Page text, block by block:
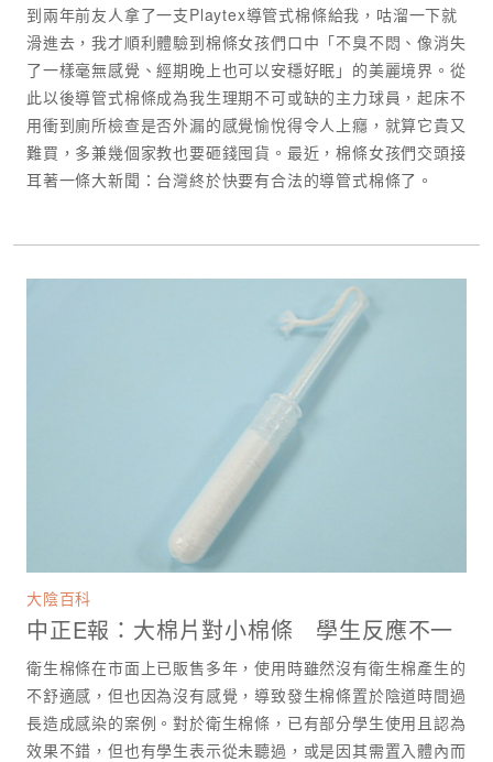
到兩年前友人拿了一支Playtex導管式棉條給我，咕溜一下就
滑進去，我才順利體驗到棉條女孩們口中「不臭不悶、像消失
了一樣毫無感覺、經期晚上也可以安穩好眠」的美麗境界。從
此以後導管式棉條成為我生理期不可或缺的主力球員，起床不
用衝到廁所檢查是否外漏的感覺愉悅得令人上癮，就算它貴又
難買，多兼幾個家教也要砸錢囤貨。最近，棉條女孩們交頭接
耳著一條大新聞：台灣終於快要有合法的導管式棉條了。
大陰百科
中正E報：大棉片對小棉條 學生反應不一
衛生棉條在市面上已販售多年，使用時雖然沒有衛生棉產生的
不舒適感，但也因為沒有感覺，導致發生棉條置於陰道時間過
長造成感染的案例。對於衛生棉條，已有部分學生使用且認為
效果不錯，但也有學生表示從未聽過，或是因其需置入體內而